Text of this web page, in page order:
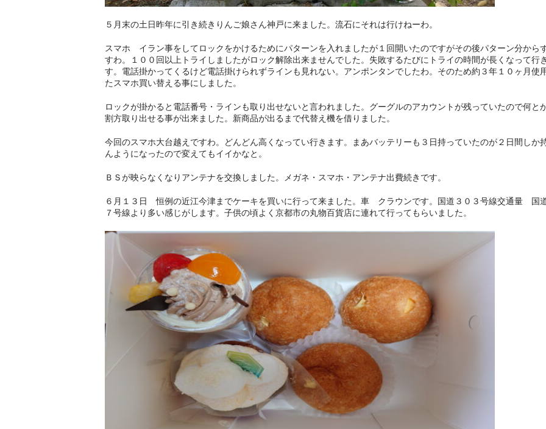
５月末の土日昨年に引き続きりんご娘さん神戸に来ました。流石にそれは行けねーわ。
スマホ イラン事をしてロックをかけるためにパターンを入れましたが１回開いたのですがその後パターン分から
すわ。１００回以上トライしましたがロック解除出来ませんでした。失敗するたびにトライの時間が長くなって行
す。電話掛かってくるけど電話掛けられずラインも見れない。アンポンタンでしたわ。そのため約３年１０ヶ月使
たスマホ買い替える事にしました。
ロックが掛かると電話番号・ラインも取り出せないと言われました。グーグルのアカウントが残っていたので何と
割方取り出せる事が出来ました。新商品が出るまで代替え機を借りました。
今回のスマホ大台越えですわ。どんどん高くなってい行きます。まあバッテリーも３日持っていたのが２日間しか
んようになったので変えてもイイかなと。
ＢＳが映らなくなりアンテナを交換しました。メガネ・スマホ・アンテナ出費続きです。
６月１３日 恒例の近江今津までケーキを買いに行って来ました。車 クラウンです。国道３０３号線交通量 国
７号線より多い感じがします。子供の頃よく京都市の丸物百貨店に連れて行ってもらいました。